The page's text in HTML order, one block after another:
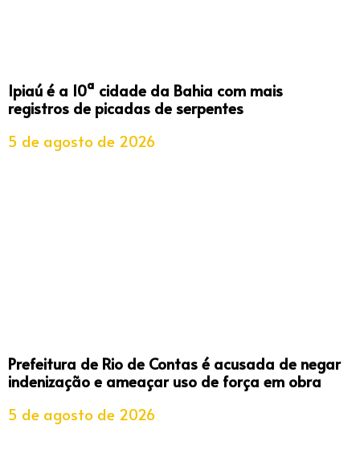
Ipiaú é a 10ª cidade da Bahia com mais
registros de picadas de serpentes
5 de agosto de 2026
Prefeitura de Rio de Contas é acusada de negar
indenização e ameaçar uso de força em obra
5 de agosto de 2026